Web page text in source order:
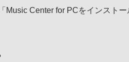
Music Center for PCをインストー